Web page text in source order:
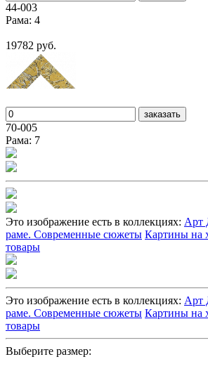
44-003
Рама: 4
19782 руб.
заказать
70-005
Рама: 7
Это изображение есть в коллекциях: Арт
раме. Современные сюжеты Картины на
товары
Это изображение есть в коллекциях: Арт
раме. Современные сюжеты Картины на
товары
Выберите размер: